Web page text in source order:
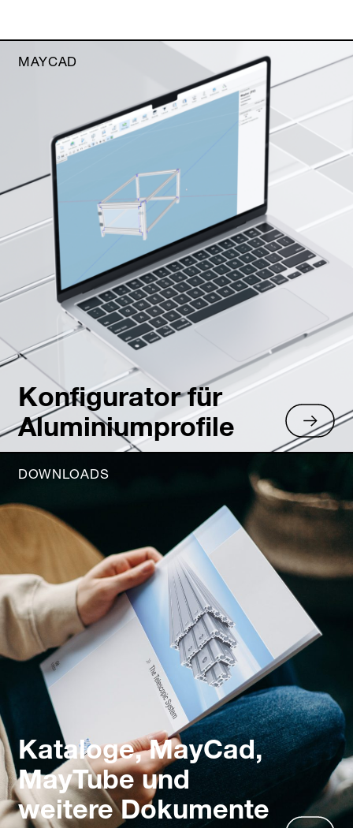
MAYCAD
Konfigurator für
Aluminiumprofile
DOWNLOADS
Kataloge, MayCad,
MayTube und
weitere Dokumente